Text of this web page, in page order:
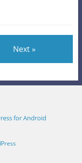
Next »
for Android